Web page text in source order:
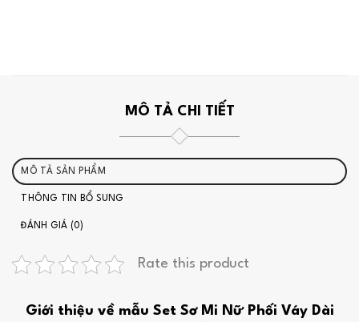
MÔ TẢ CHI TIẾT
MÔ TẢ SẢN PHẨM
THÔNG TIN BỔ SUNG
ĐÁNH GIÁ (0)
Rate this product
Giới thiệu về mẫu Set Sơ Mi Nữ Phối Váy Dài